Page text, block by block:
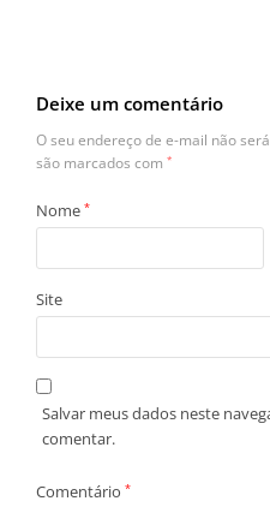
Deixe um comentário
O seu endereço de e-mail não
são marcados com *
Nome *
Site
Salvar meus dados neste
comentar.
Comentário *